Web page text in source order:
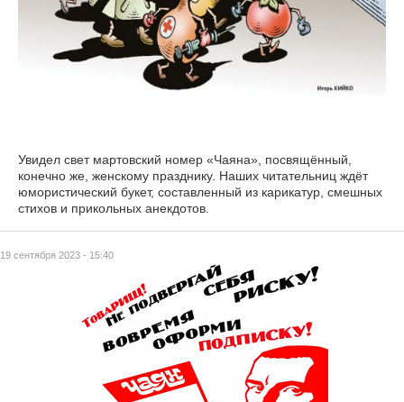
19 сентября 2023 - 15:40
Увидел свет мартовский номер «Чаяна», посвящённый,
конечно же, женскому празднику. Наших читательниц ждёт
юмористический букет, составленный из карикатур, смешных
стихов и прикольных анекдотов.